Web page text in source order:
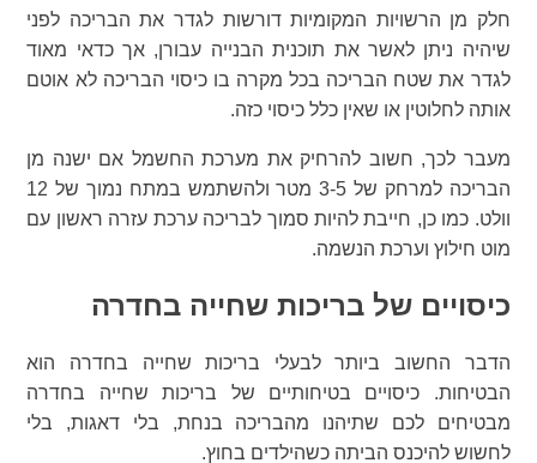
חלק מן הרשויות המקומיות דורשות לגדר את הבריכה לפני
שיהיה ניתן לאשר את תוכנית הבנייה עבורן, אך כדאי מאוד
לגדר את שטח הבריכה בכל מקרה בו כיסוי הבריכה לא אוטם
אותה לחלוטין או שאין כלל כיסוי כזה.
מעבר לכך, חשוב להרחיק את מערכת החשמל אם ישנה מן
הבריכה למרחק של 3-5 מטר ולהשתמש במתח נמוך של 12
וולט. כמו כן, חייבת להיות סמוך לבריכה ערכת עזרה ראשון עם
מוט חילוץ וערכת הנשמה.
כיסויים של בריכות שחייה בחדרה
הדבר החשוב ביותר לבעלי בריכות שחייה בחדרה הוא
הבטיחות. כיסויים בטיחותיים של בריכות שחייה בחדרה
מבטיחים לכם שתיהנו מהבריכה בנחת, בלי דאגות, בלי
לחשוש להיכנס הביתה כשהילדים בחוץ.